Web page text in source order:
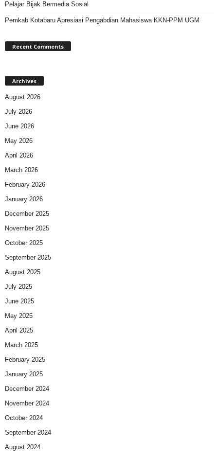
Pelajar Bijak Bermedia Sosial
Pemkab Kotabaru Apresiasi Pengabdian Mahasiswa KKN-PPM UGM
Recent Comments
Archives
August 2026
July 2026
June 2026
May 2026
April 2026
March 2026
February 2026
January 2026
December 2025
November 2025
October 2025
September 2025
August 2025
July 2025
June 2025
May 2025
April 2025
March 2025
February 2025
January 2025
December 2024
November 2024
October 2024
September 2024
August 2024